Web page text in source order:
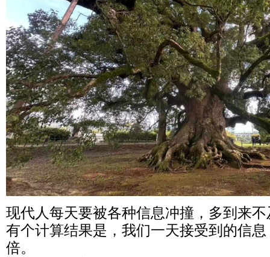
现代人每天要被各种信息冲撞，多到来
有个计算结果是，我们一天接受到的信
倍。